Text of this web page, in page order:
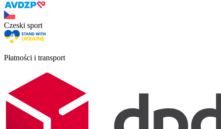
Czeski sport
Płatności i transport